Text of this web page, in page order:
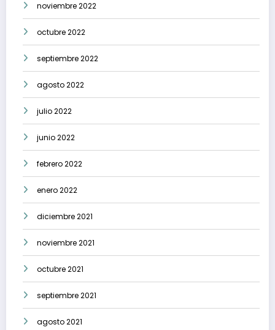
noviembre 2022
octubre 2022
septiembre 2022
agosto 2022
julio 2022
junio 2022
febrero 2022
enero 2022
diciembre 2021
noviembre 2021
octubre 2021
septiembre 2021
agosto 2021